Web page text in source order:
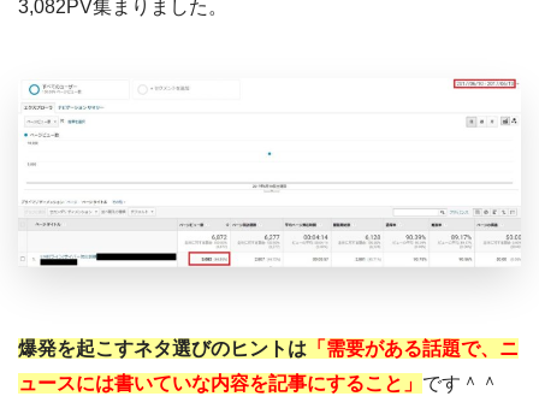
3,082PV集まりました。
爆発を起こすネタ選びのヒントは 「需要がある話題で、ニ
ュースには書いていな内容を記事にすること」 です＾＾